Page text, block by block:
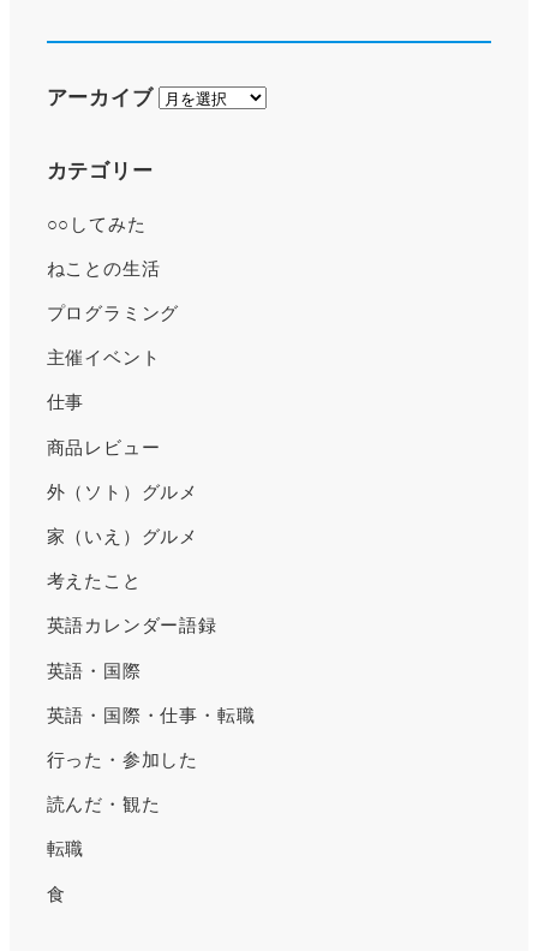
アーカイブ
ア
カテゴリー
○○してみた
ねことの生活
プログラミング
主催イベント
仕事
商品レビュー
外（ソト）グルメ
家（いえ）グルメ
考えたこと
英語カレンダー語録
英語・国際
英語・国際・仕事・転職
行った・参加した
読んだ・観た
転職
食